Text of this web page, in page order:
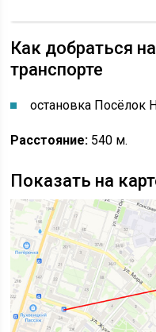
Как добраться
транспорте
остановка Посёлок
Расстояние: 540 м.
Показать на